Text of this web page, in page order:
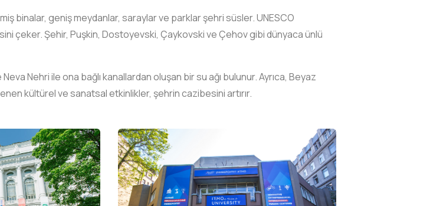
binalar, geniş meydanlar, saraylar ve parklar şehri süsler. UNESCO
çeker. Şehir, Puşkin, Dostoyevski, Çaykovski ve Çehov gibi dünyaca ünlü
Nehri ile ona bağlı kanallardan oluşan bir su ağı bulunur. Ayrıca, Beyaz
kültürel ve sanatsal etkinlikler, şehrin cazibesini artırır.